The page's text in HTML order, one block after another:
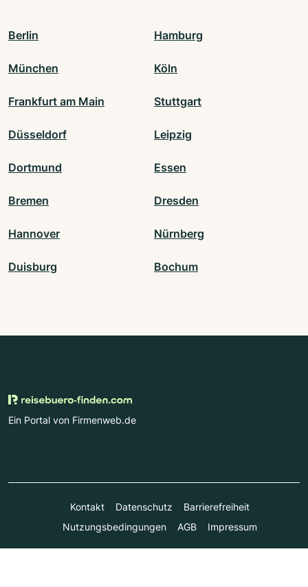
Berlin Hamburg
München Köln
Frankfurt am Main Stuttgart
Düsseldorf Leipzig
Dortmund Essen
Bremen Dresden
Hannover Nürnberg
Duisburg Bochum
Ein Portal von Firmenweb.de
Kontakt Datenschutz
Barrierefreiheit
Nutzungsbedingungen
AGB Impressum